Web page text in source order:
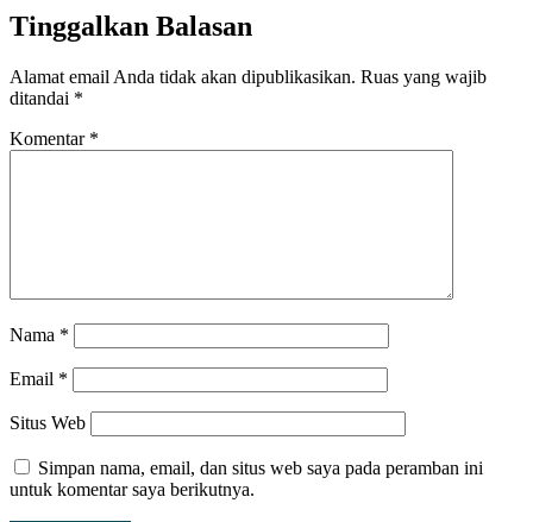
Tinggalkan Balasan
Alamat email Anda tidak akan dipublikasikan. Ruas yang wajib
ditandai *
Komentar *
Nama *
Email *
Situs Web
Simpan nama, email, dan situs web saya pada peramban ini
untuk komentar saya berikutnya.